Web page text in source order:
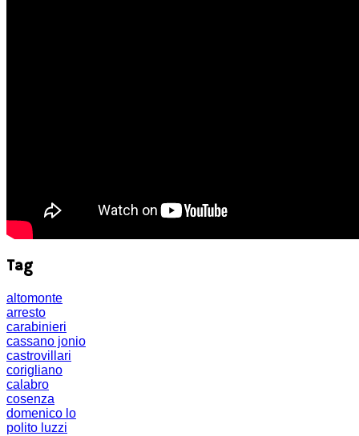
Tag
altomonte
arresto
carabinieri
cassano jonio
castrovillari
corigliano
calabro
cosenza
domenico lo
polito luzzi